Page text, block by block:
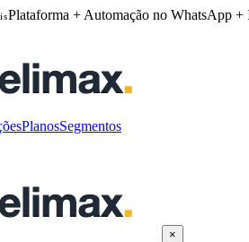
Plataforma + Automação no WhatsApp
PlanosSegmentos
×